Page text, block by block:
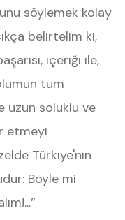
söylemek kolay
belirtelim ki,
içeriği ile,
tüm
uzun soluklu ve
etmeyi
Türkiye'nin
Böyle mi